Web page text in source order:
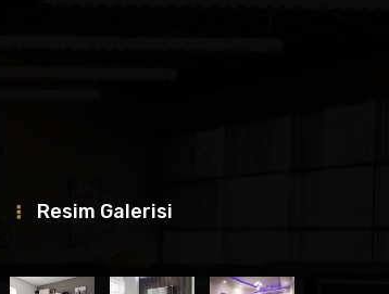
Resim Galerisi